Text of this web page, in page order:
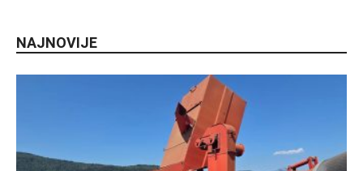
NAJNOVIJE